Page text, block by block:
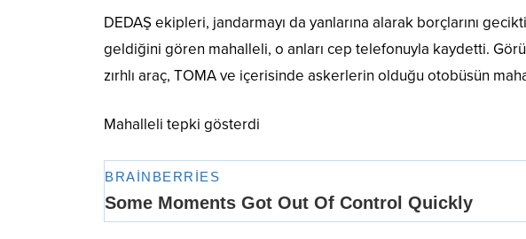
DEDAŞ ekipleri, jandarmayı da yanlarına alarak borçlarını
geldiğini gören mahalleli, o anları cep telefonuyla kaydetti.
zırhlı araç, TOMA ve içerisinde askerlerin olduğu otobüsün
Mahalleli tepki gösterdi